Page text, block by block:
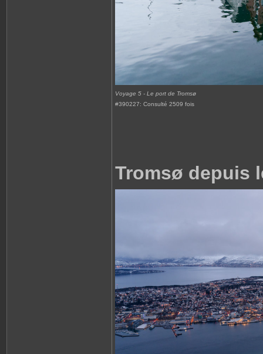
Voyage 5 - Le port de Tromsø
#390227: Consulté 2509 fois
Tromsø depuis